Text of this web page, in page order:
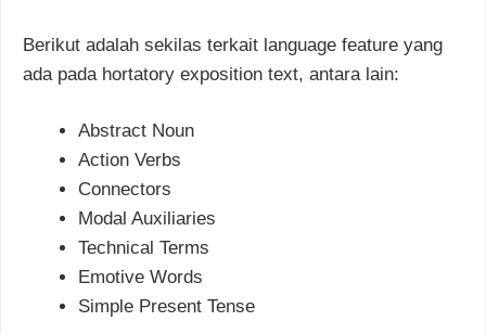
Berikut adalah sekilas terkait language feature yang
ada pada hortatory exposition text, antara lain:
Abstract Noun
Action Verbs
Connectors
Modal Auxiliaries
Technical Terms
Emotive Words
Simple Present Tense